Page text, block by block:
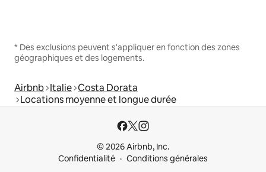
* Des exclusions peuvent s'appliquer en fonction des zones
géographiques et des logements.
Airbnb Italie Costa Dorata
Locations moyenne et longue durée
© 2026 Airbnb, Inc.
Confidentialité
Conditions générales